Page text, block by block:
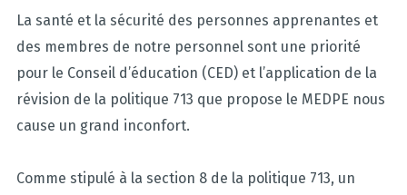
La santé et la sécurité des personnes apprenantes et
des membres de notre personnel sont une priorité
pour le Conseil d’éducation (CED) et l’application de la
révision de la politique 713 que propose le MEDPE nous
cause un grand inconfort.
Comme stipulé à la section 8 de la politique 713, un